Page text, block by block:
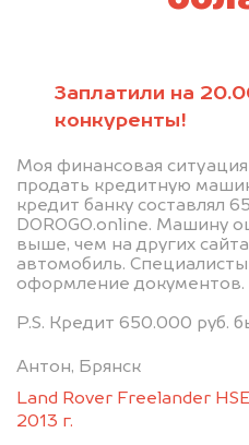
Заплатили на
конкуренты!
Моя финансовая
продать кредитную
кредит банку составлял
DOROGO.online. Машину
выше, чем на других
автомобиль.
оформление документов.
P.S. Кредит 650.000 руб.
Антон, Брянск
Land Rover Freelander
2013 г.